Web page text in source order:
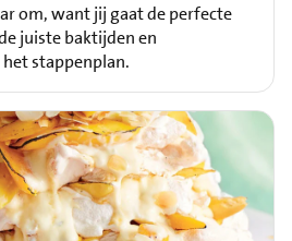
om, want jij gaat de perfecte
juiste baktijden en
stappenplan.